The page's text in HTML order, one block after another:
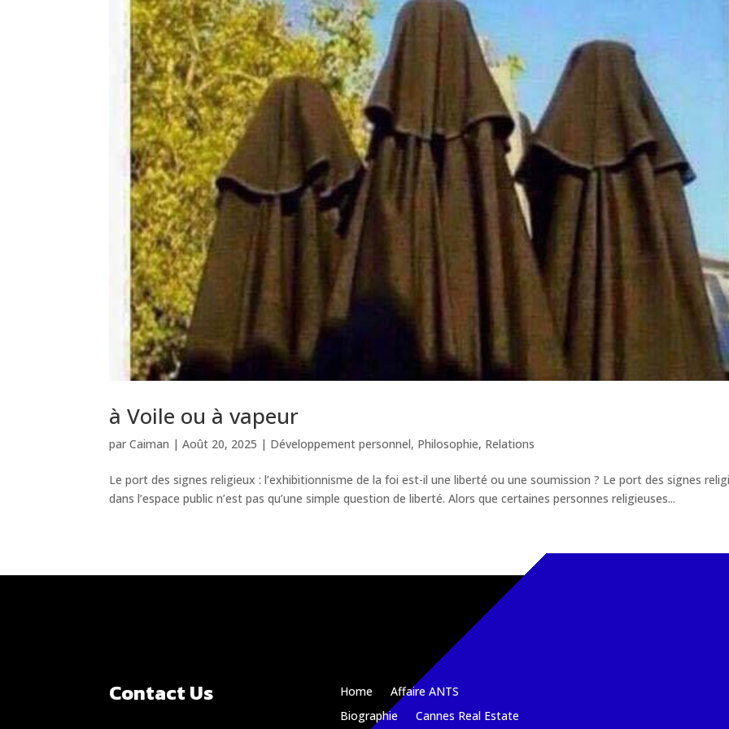
à Voile ou à vapeur
parCaiman |Août 20, 2025 | Développement personnel, Philosophie, Relations
Le port des signes religieux : l’exhibitionnisme de la foi est-il une liberté ou une soumission ? Le port des signes
dans l’espace public n’est pas qu’une simple question de liberté. Alors que certaines personnes religieuses...
Contact Us Home
Affaire ANTS
Biographie
Cannes Real Estate